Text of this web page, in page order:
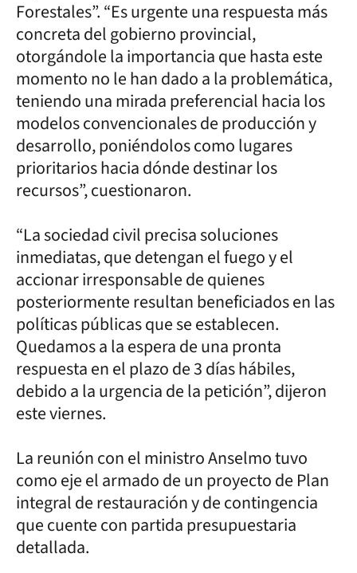
Forestales”. “Es urgente una respuesta más
concreta del gobierno provincial,
otorgándole la importancia que hasta este
momento no le han dado a la problemática,
teniendo una mirada preferencial hacia los
modelos convencionales de producción y
desarrollo, poniéndolos como lugares
prioritarios hacia dónde destinar los
recursos”, cuestionaron.
“La sociedad civil precisa soluciones
inmediatas, que detengan el fuego y el
accionar irresponsable de quienes
posteriormente resultan beneficiados en las
políticas públicas que se establecen.
Quedamos a la espera de una pronta
respuesta en el plazo de 3 días hábiles,
debido a la urgencia de la petición”, dijeron
este viernes.
La reunión con el ministro Anselmo tuvo
como eje el armado de un proyecto de Plan
integral de restauración y de contingencia
que cuente con partida presupuestaria
detallada.